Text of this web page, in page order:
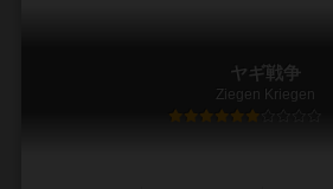
ヤギ戦争
Ziegen Kriegen